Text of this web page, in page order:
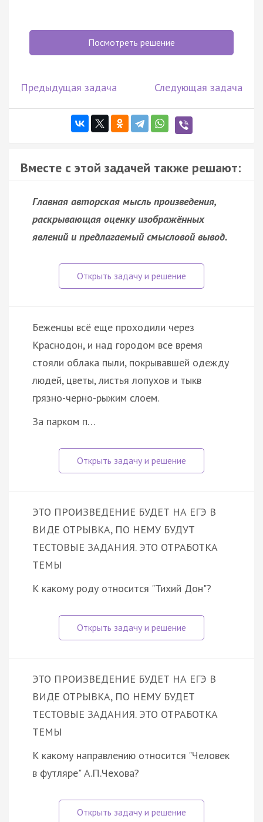
Посмотреть решение
Предыдущая задача Следующая задача
Вместе с этой задачей также решают:
Главная авторская мысль произведения,
раскрывающая оценку изображённых
явлений и предлагаемый смысловой вывод.
Беженцы всё еще проходили через
Краснодон, и над городом все время
стояли облака пыли, покрывавшей одежду
людей, цветы, листья лопухов и тыкв
грязно-черно-рыжим слоем.
За парком п…
ЭТО ПРОИЗВЕДЕНИЕ БУДЕТ НА ЕГЭ В
ВИДЕ ОТРЫВКА, ПО НЕМУ БУДУТ
ТЕСТОВЫЕ ЗАДАНИЯ. ЭТО ОТРАБОТКА
ТЕМЫ
К какому роду относится "Тихий Дон"?
ЭТО ПРОИЗВЕДЕНИЕ БУДЕТ НА ЕГЭ В
ВИДЕ ОТРЫВКА, ПО НЕМУ БУДЕТ
ТЕСТОВЫЕ ЗАДАНИЯ. ЭТО ОТРАБОТКА
ТЕМЫ
К какому направлению относится "Человек
в футляре" А.П.Чехова?